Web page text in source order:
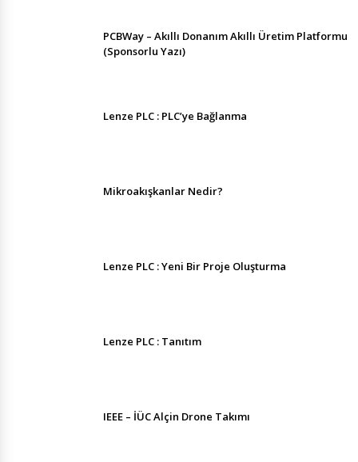
PCBWay – Akıllı Donanım Akıllı Üretim Platformu
(Sponsorlu Yazı)
Lenze PLC : PLC’ye Bağlanma
Mikroakışkanlar Nedir?
Lenze PLC : Yeni Bir Proje Oluşturma
Lenze PLC : Tanıtım
IEEE – İÜC Alçin Drone Takımı